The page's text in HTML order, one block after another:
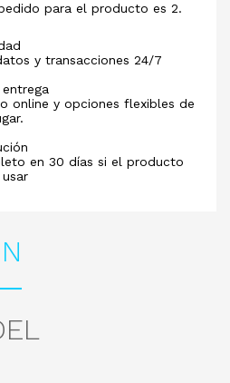
para el producto es 2.
y transacciones 24/7
online y opciones flexibles de
en 30 días si el producto